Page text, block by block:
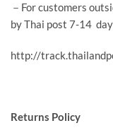
－For customers
by Thai post 7-14
http://
Returns Policy